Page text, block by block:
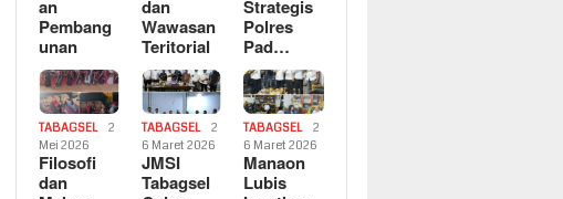
an
Pembang
unan
dan
Wawasan
Teritorial
Strategis
Polres
Pad…
TABAGSEL
2
Mei 2026
Filosofi
dan
TABAGSEL
2
6 Maret 2026
JMSI
Tabagsel
TABAGSEL
2
6 Maret 2026
Manaon
Lubis